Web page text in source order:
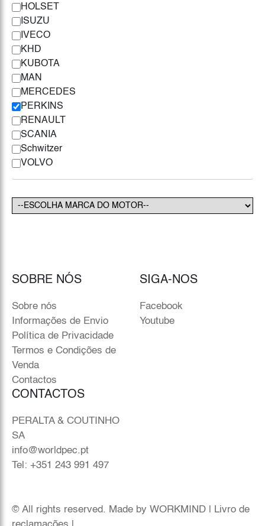
HOLSET
ISUZU
IVECO
KHD
KUBOTA
MAN
MERCEDES
PERKINS
RENAULT
SCANIA
Schwitzer
VOLVO
SOBRE NÓS
Sobre nós
Informações de Envio
Política de Privacidade
Termos e Condições de
Venda
Contactos
SIGA-NOS
Facebook
Youtube
CONTACTOS
PERALTA & COUTINHO
SA
info@worldpec.pt
Tel: +351 243 991 497
© All rights reserved. Made by WORKMIND
Livro de